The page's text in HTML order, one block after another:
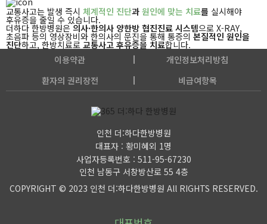
교통사고는 발생 즉시 체계적인 진단과 원인에 맞는 치료를 실시해야
후유증을 줄일 수 있습니다.
더하다 한방병원은의사·한의사 양한방 협진진료 시스템으로 X-RAY,
초음파 등의 영상장비와 한의사의 문진을 통해 통증의 본질적인 원인을
진단하고, 한방치료로 교통사고 후유증을 치료합니다.
이용약관
개인정보처리방침
환자의 권리장전
비급여항목
인천 더:하다한방병원
대표자 : 황미혜외 1명
사업자등록번호 : 511-95-67230
인천 남동구 서창방산로 55 4층
COPYRIGHT © 2023 인천 더:하다한방병원 All RIGHTS RESERVED.